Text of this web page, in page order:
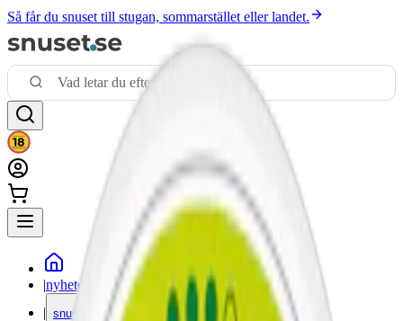
Så får du snuset till stugan, sommarstället eller landet.
|nyheter
| snus